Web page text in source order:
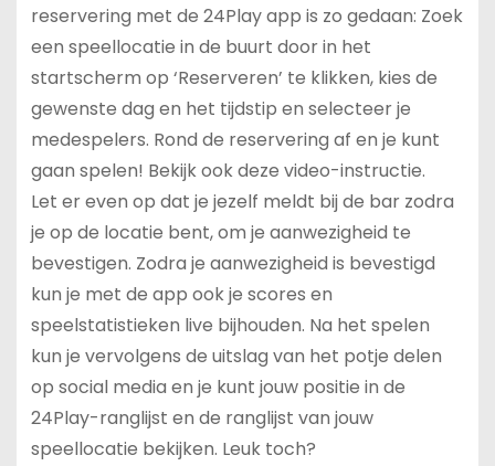
reservering met de 24Play app is zo gedaan: Zoek
een speellocatie in de buurt door in het
startscherm op ‘Reserveren’ te klikken, kies de
gewenste dag en het tijdstip en selecteer je
medespelers. Rond de reservering af en je kunt
gaan spelen! Bekijk ook deze video-instructie.
Let er even op dat je jezelf meldt bij de bar zodra
je op de locatie bent, om je aanwezigheid te
bevestigen. Zodra je aanwezigheid is bevestigd
kun je met de app ook je scores en
speelstatistieken live bijhouden. Na het spelen
kun je vervolgens de uitslag van het potje delen
op social media en je kunt jouw positie in de
24Play-ranglijst en de ranglijst van jouw
speellocatie bekijken. Leuk toch?